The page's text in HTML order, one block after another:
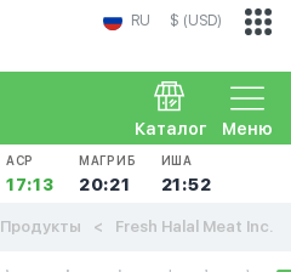
RU $ (USD)
Меню
Каталог
АСР
17:13
МАГРИБ
20:21
ИША
21:52
Продукты Fresh Halal Meat Inc.